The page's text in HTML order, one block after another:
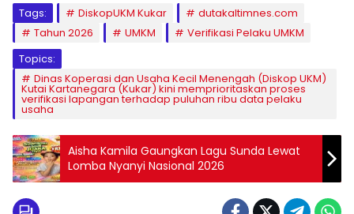
Tags: DiskopUKM Kukar
dutakaltimnes.com
Tahun 2026
UMKM
Verifikasi Pelaku UMKM
Topics:
Dinas Koperasi dan Usaha Kecil Menengah (Diskop UKM)
Kutai Kartanegara (Kukar) kini memprioritaskan proses
verifikasi lapangan terhadap puluhan ribu data pelaku
usaha
Aisha Kamila Gaungkan Lagu Sunda Lewat
Lomba Nyanyi Nasional 2026